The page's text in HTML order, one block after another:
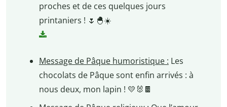
proches et de ces quelques jours
printaniers ! 🌷🐣☀️
Message de Pâque humoristique : Les
chocolats de Pâque sont enfin arrivés : à
nous deux, mon lapin ! 💛🐰🍫